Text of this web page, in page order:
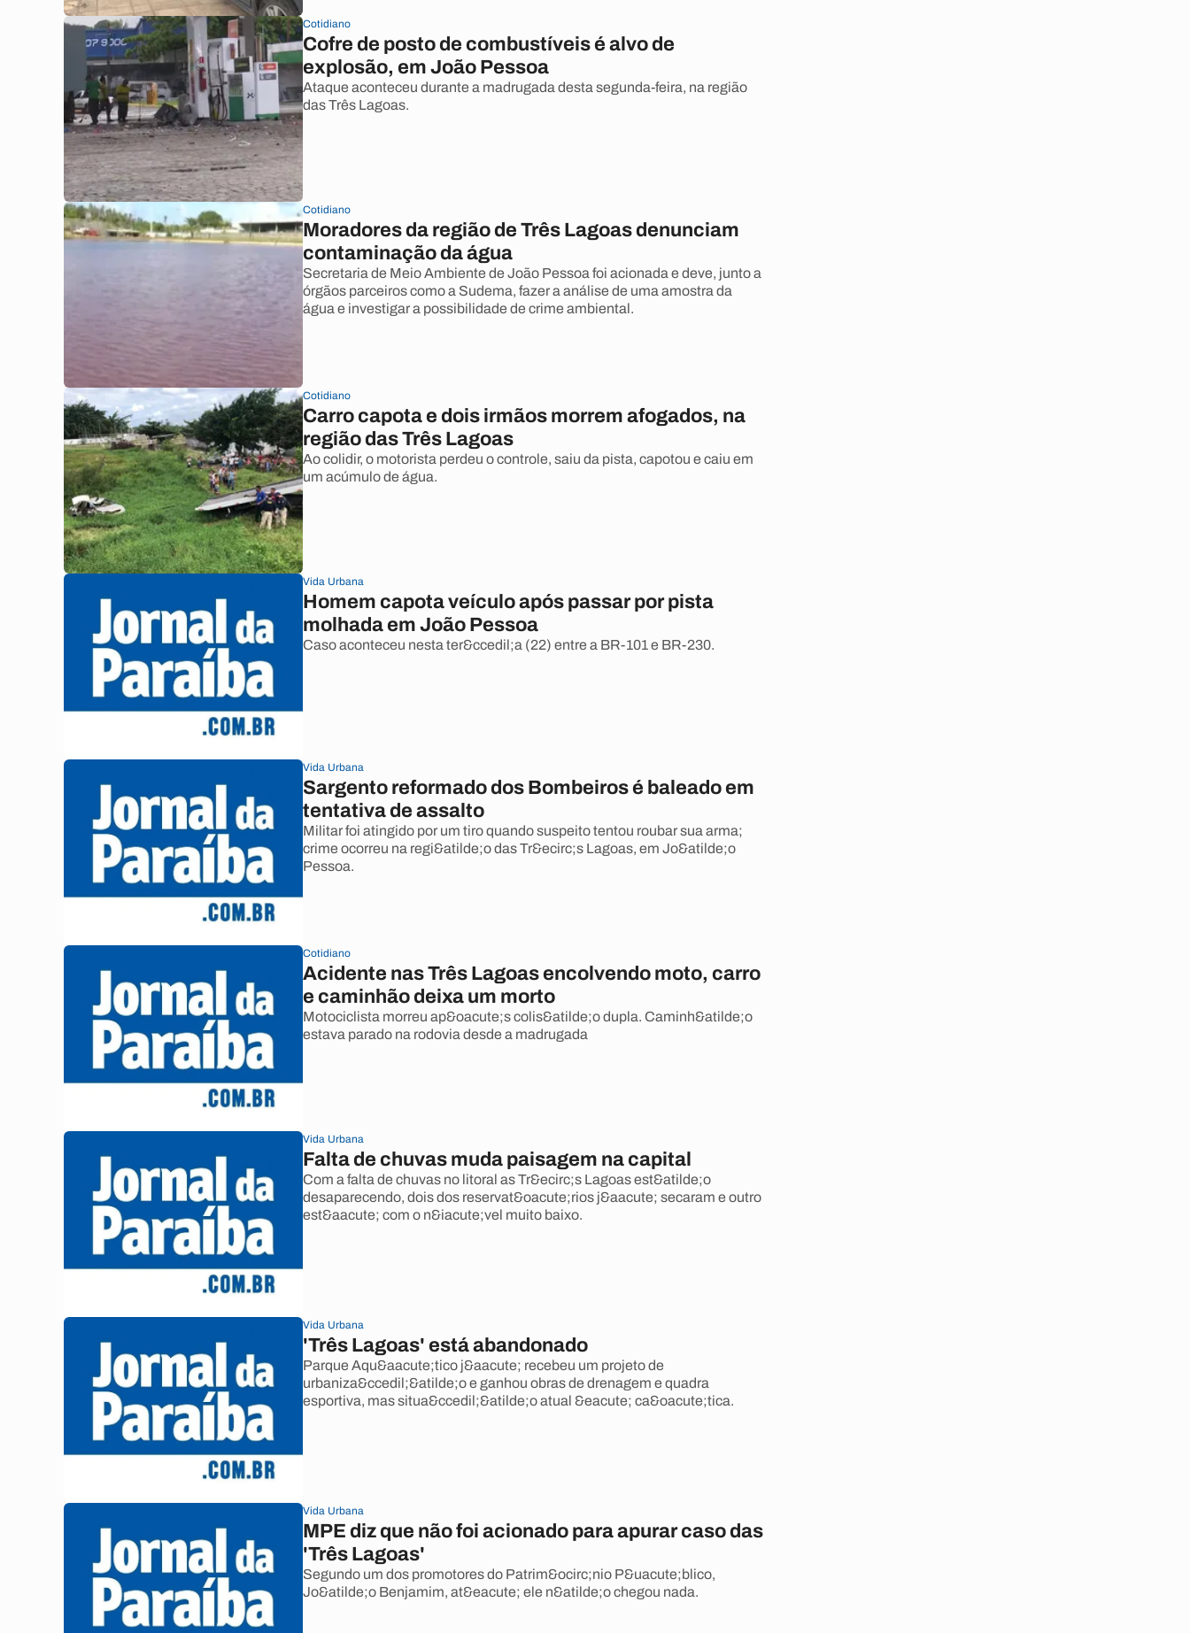
Cotidiano
Cofre de posto de combustíveis é alvo de
explosão, em João Pessoa
Ataque aconteceu durante a madrugada desta segunda-feira, na região
das Três Lagoas.
Cotidiano
Moradores da região de Três Lagoas denunciam
contaminação da água
Secretaria de Meio Ambiente de João Pessoa foi acionada e deve, junto a
órgãos parceiros como a Sudema, fazer a análise de uma amostra da
água e investigar a possibilidade de crime ambiental.
Cotidiano
Carro capota e dois irmãos morrem afogados, na
região das Três Lagoas
Ao colidir, o motorista perdeu o controle, saiu da pista, capotou e caiu em
um acúmulo de água.
Vida Urbana
Homem capota veículo após passar por pista
molhada em João Pessoa
Caso aconteceu nesta ter&ccedil;a (22) entre a BR-101 e BR-230.
Vida Urbana
Sargento reformado dos Bombeiros é baleado em
tentativa de assalto
Militar foi atingido por um tiro quando suspeito tentou roubar sua arma;
crime ocorreu na regi&atilde;o das Tr&ecirc;s Lagoas, em Jo&atilde;o
Pessoa.
Cotidiano
Acidente nas Três Lagoas encolvendo moto, carro
e caminhão deixa um morto
Motociclista morreu ap&oacute;s colis&atilde;o dupla. Caminh&atilde;o
estava parado na rodovia desde a madrugada
Vida Urbana
Falta de chuvas muda paisagem na capital
Com a falta de chuvas no litoral as Tr&ecirc;s Lagoas est&atilde;o
desaparecendo, dois dos reservat&oacute;rios j&aacute; secaram e outro
est&aacute; com o n&iacute;vel muito baixo.
Vida Urbana
'Três Lagoas' está abandonado
Parque Aqu&aacute;tico j&aacute; recebeu um projeto de
urbaniza&ccedil;&atilde;o e ganhou obras de drenagem e quadra
esportiva, mas situa&ccedil;&atilde;o atual &eacute; ca&oacute;tica.
Vida Urbana
MPE diz que não foi acionado para apurar caso das
'Três Lagoas'
Segundo um dos promotores do Patrim&ocirc;nio P&uacute;blico,
Jo&atilde;o Benjamim, at&eacute; ele n&atilde;o chegou nada.